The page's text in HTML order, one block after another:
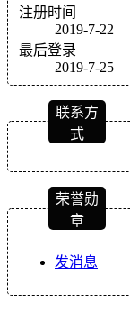
注册时间
2019-7-22
最后登录
2019-7-25
联系方
式
荣誉勋
章
发消息